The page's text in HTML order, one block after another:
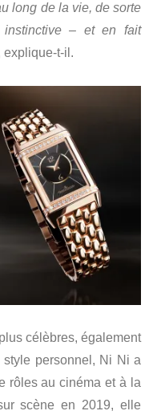
long de la vie, de sorte
instinctive – et en fait
explique-t-il.
célèbres, également
personnel, Ni Ni a
rôles au cinéma et à la
scène en 2019, elle